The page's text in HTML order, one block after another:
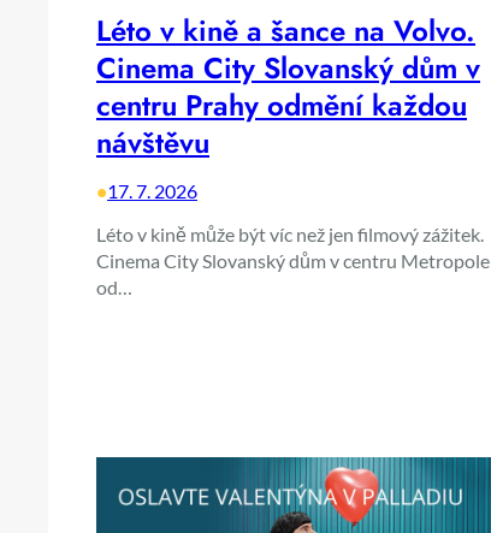
Léto v kině a šance na Volvo.
Cinema City Slovanský dům v
centru Prahy odmění každou
návštěvu
•17. 7. 2026
Léto v kině může být víc než jen filmový zážitek.
Cinema City Slovanský dům v centru Metropole
od…